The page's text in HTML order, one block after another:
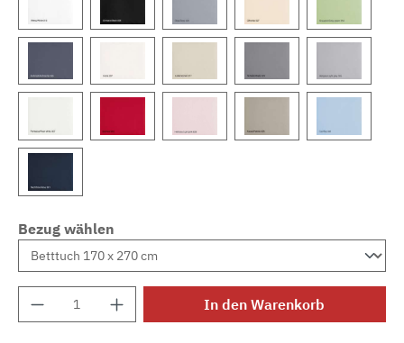
Bezug wählen
Produkt Anzahl: Gib den gewünschten
In den Warenkorb